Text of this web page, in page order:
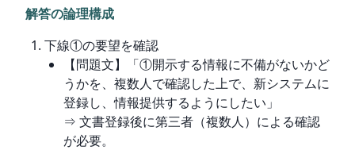
解答の論理構成
下線①の要望を確認
【問題文】「①開示する情報に不備がないかど
うかを、複数人で確認した上で、新システムに
登録し、情報提供するようにしたい」
⇒ 文書登録後に第三者（複数人）による確認
が必要。